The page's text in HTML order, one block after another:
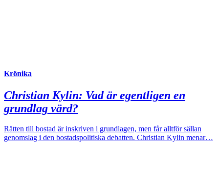
Krönika
Christian Kylin: Vad är egentligen en
grundlag värd?
Rätten till bostad är inskriven i grundlagen, men får alltför sällan
genomslag i den bostadspolitiska debatten. Christian Kylin menar…